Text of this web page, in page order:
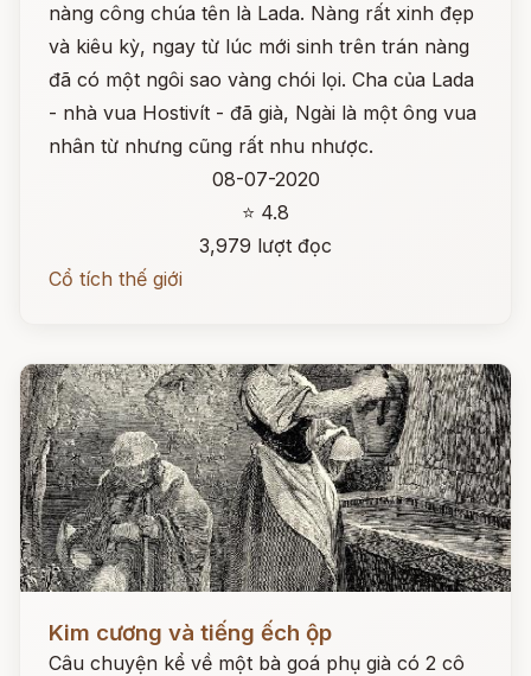
nàng công chúa tên là Lada. Nàng rất xinh đẹp
và kiêu kỳ, ngay từ lúc mới sinh trên trán nàng
đã có một ngôi sao vàng chói lọi. Cha của Lada
- nhà vua Hostivít - đã già, Ngài là một ông vua
nhân từ nhưng cũng rất nhu nhược.
08-07-2020
⭐ 4.8
3,979 lượt đọc
Cổ tích thế giới
Kim cương và tiếng ếch ộp
Câu chuyện kể về một bà goá phụ già có 2 cô